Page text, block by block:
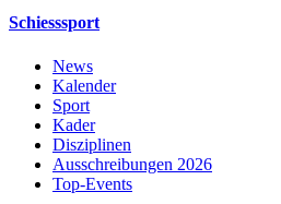
Schiesssport
News
Kalender
Sport
Kader
Disziplinen
Ausschreibungen 2026
Top-Events